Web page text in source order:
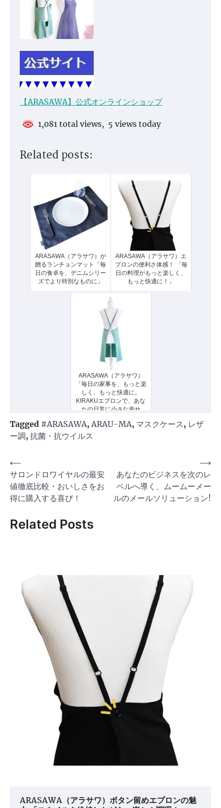
【ARASAWA】公式オンラインショップ
1,081 total views, 5 views today
Related posts:
ARASAWA（アラサワ）が
贈るランチョンマット「毎
日の食卓を、デニムシリー
ズでより特別なものに」
ARASAWA（アラサワ）エ
プロンの便利さ体感！ 「毎
日の料理がもっと楽しく、
もっと快適に！」
ARASAWA（アラサワ）
「毎日の家事を、もっと楽
しく、もっと快適に。
KIRAKUエプロンで、あな
たの日常に小さな幸せ
Tagged #ARASAWA,ARAU-MA, マスクケース, レザ
ー調, 抗菌・抗ウイルス
投
稿
ナ
ゲ
⟵
サロンドロワイヤルの最安
値徹底比較・おいしさをお
得に購入する喜び！
あなたのビジネスを次のレ
ベルへ導く、ムームーメー
ルのメールソリューション!
⟶
Related Posts
ARASAWA（アラサワ）ボタン留めエプロンの魅